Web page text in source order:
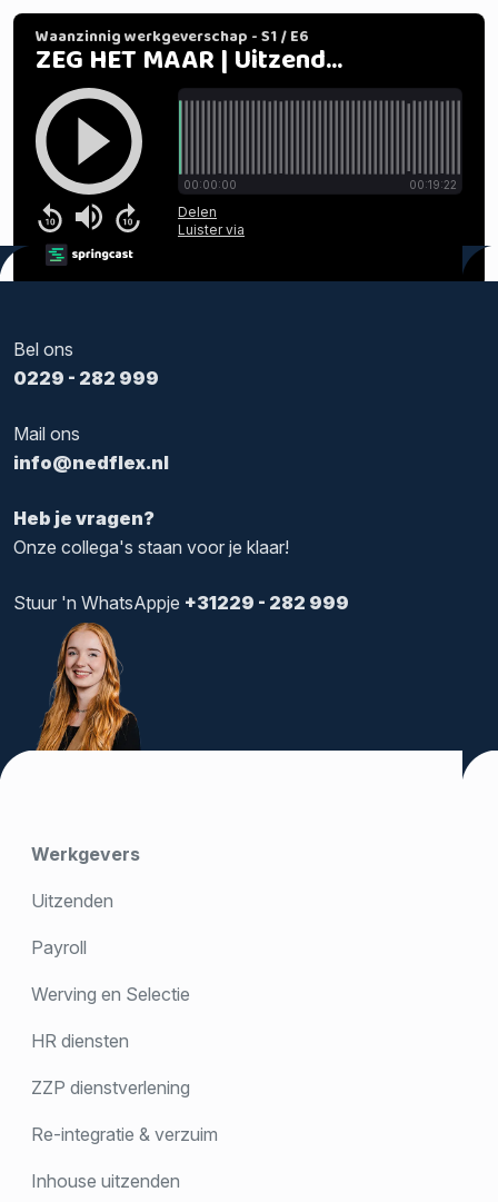
Heb je vragen?
Onze collega's staan voor je klaar!
Bel ons
0229 - 282 999
Mail ons
info@nedflex.nl
Stuur 'n WhatsAppje +31229 - 282 999
Werkgevers
Uitzenden
Payroll
Werving en Selectie
HR diensten
ZZP dienstverlening
Re-integratie & verzuim
Inhouse uitzenden